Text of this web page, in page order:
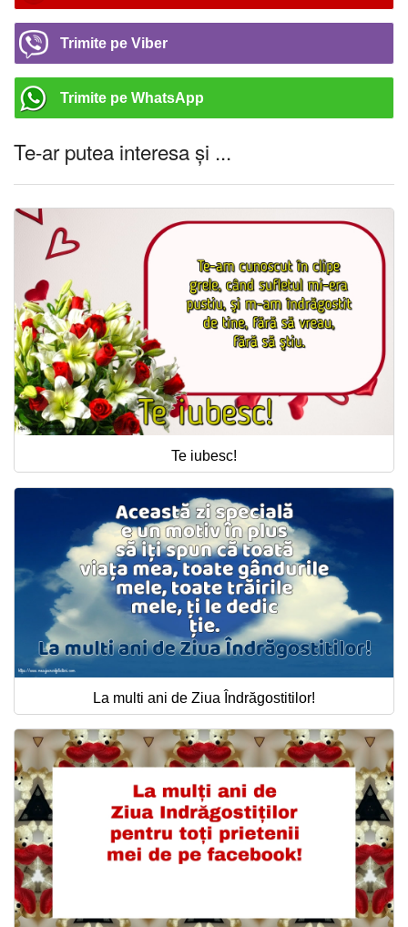
Trimite pe Viber
Trimite pe WhatsApp
Te-ar putea interesa și ...
Te iubesc!
La multi ani de Ziua Îndrăgostitilor!